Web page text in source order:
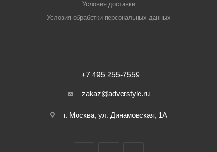
Условия доставки
Условия обработки персональных данных
+7 495 255-7559
zakaz@adverstyle.ru
г. Москва, ул. Динамовская, 1А